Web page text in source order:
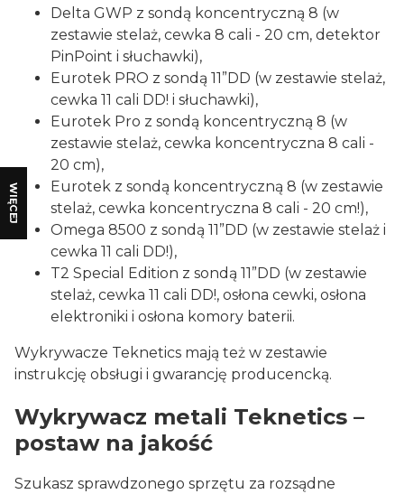
WIĘCEJ
Delta GWP z sondą koncentryczną 8 (w
zestawie stelaż, cewka 8 cali - 20 cm, detektor
PinPoint i słuchawki),
Eurotek PRO z sondą 11”DD (w zestawie stelaż,
cewka 11 cali DD! i słuchawki),
Eurotek Pro z sondą koncentryczną 8 (w
zestawie stelaż, cewka koncentryczna 8 cali -
20 cm),
Eurotek z sondą koncentryczną 8 (w zestawie
stelaż, cewka koncentryczna 8 cali - 20 cm!),
Omega 8500 z sondą 11”DD (w zestawie stelaż i
cewka 11 cali DD!),
T2 Special Edition z sondą 11”DD (w zestawie
stelaż, cewka 11 cali DD!, osłona cewki, osłona
elektroniki i osłona komory baterii.
Wykrywacze Teknetics mają też w zestawie
instrukcję obsługi i gwarancję producencką.
Wykrywacz metali Teknetics –
postaw na jakość
Szukasz sprawdzonego sprzętu za rozsądne